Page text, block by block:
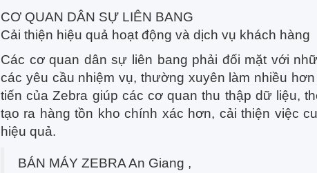
CƠ QUAN DÂN SỰ LIÊN BANG
Cải thiện hiệu quả hoạt động và dịch vụ khách hàng
Các cơ quan dân sự liên bang phải đối mặt với
các yêu cầu nhiệm vụ, thường xuyên làm nhiều
tiến của Zebra giúp các cơ quan thu thập dữ liệu,
tạo ra hàng tồn kho chính xác hơn, cải thiện việc
hiệu quả.
BÁN MÁY ZEBRA An Giang ,